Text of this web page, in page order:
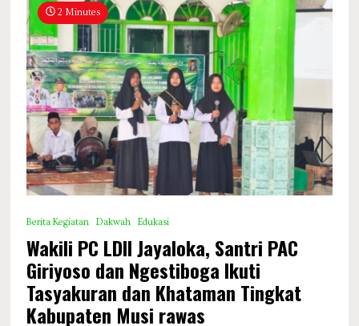
2 Minutes
Berita Kegiatan Dakwah Edukasi
Wakili PC LDII Jayaloka, Santri PAC
Giriyoso dan Ngestiboga Ikuti
Tasyakuran dan Khataman Tingkat
Kabupaten Musi rawas